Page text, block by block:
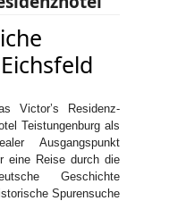
Victor’s Residenz-
Teistungenburg als
Ausgangspunkt
eine Reise durch die
Geschichte
Spurensuche